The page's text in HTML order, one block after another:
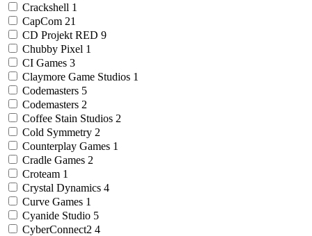
Crackshell 1
CapCom 21
CD Projekt RED 9
Chubby Pixel 1
CI Games 3
Claymore Game Studios 1
Codemasters 5
Codemasters 2
Coffee Stain Studios 2
Cold Symmetry 2
Counterplay Games 1
Cradle Games 2
Croteam 1
Crystal Dynamics 4
Curve Games 1
Cyanide Studio 5
CyberConnect2 4